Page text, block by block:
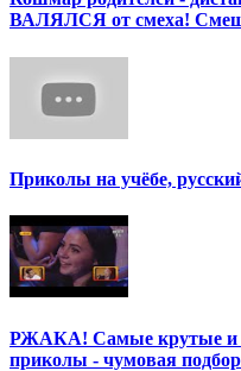
ВАЛЯЛСЯ от смеха!
Приколы на учёбе,
РЖАКА! Самые крутые и
приколы - чумовая